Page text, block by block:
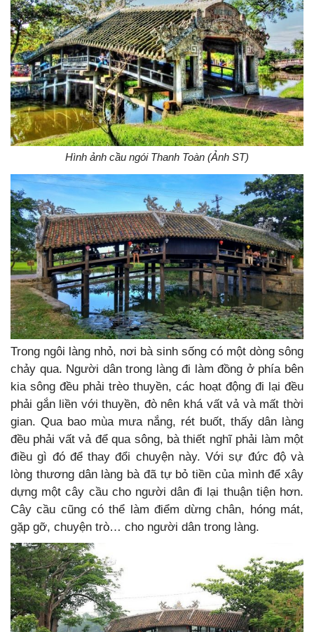
Hình ảnh cầu ngói Thanh Toàn (Ảnh ST)
Trong ngôi làng nhỏ, nơi bà sinh sống có một dòng sông
chảy qua. Người dân trong làng đi làm đồng ở phía bên
kia sông đều phải trèo thuyền, các hoạt động đi lại đều
phải gắn liền với thuyền, đò nên khá vất vả và mất thời
gian. Qua bao mùa mưa nắng, rét buốt, thấy dân làng
đều phải vất vả để qua sông, bà thiết nghĩ phải làm một
điều gì đó để thay đổi chuyện này. Với sự đức độ và
lòng thương dân làng bà đã tự bỏ tiền của mình để xây
dựng một cây cầu cho người dân đi lại thuận tiện hơn.
Cây cầu cũng có thể làm điểm dừng chân, hóng mát,
gặp gỡ, chuyện trò… cho người dân trong làng.